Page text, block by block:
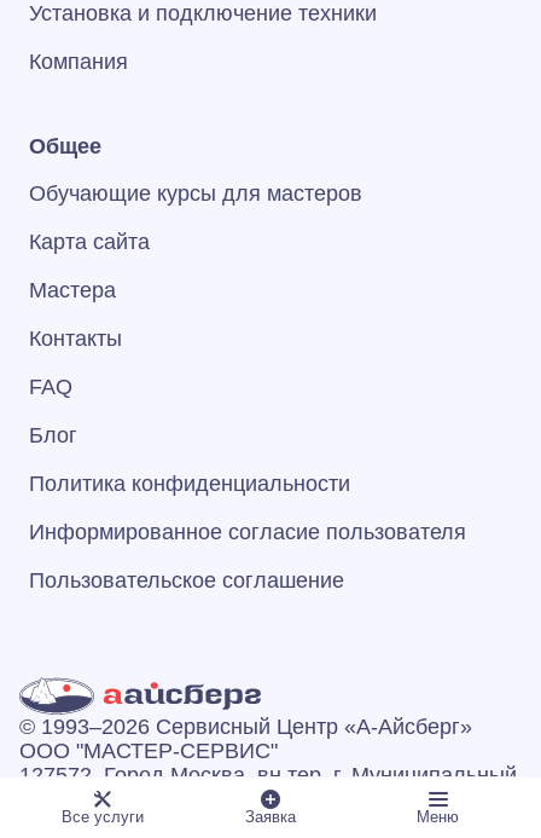
Установка и подключение техники
Компания
Общее
Обучающие курсы для мастеров
Карта сайта
Мастера
Контакты
FAQ
Блог
Политика конфиденциальности
Информированное согласие пользователя
Пользовательское соглашение
© 1993–2026 Сервисный Центр «А‑Айсберг»
ООО "МАСТЕР-СЕРВИС"
127572, Город Москва, вн.тер. г. Муниципальный
Округ Лианозово, ул Новгородская, дом 31,
помещение 1/1
Все услуги Заявка Меню